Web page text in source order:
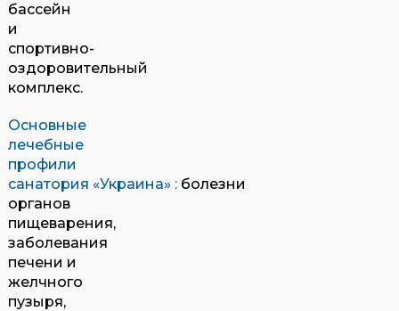
бассейн
и
спортивно-
оздоровительный
комплекс.
Основные
лечебные
профили
санатория «Украина» :болезни
органов
пищеварения,
заболевания
печени и
желчного
пузыря,